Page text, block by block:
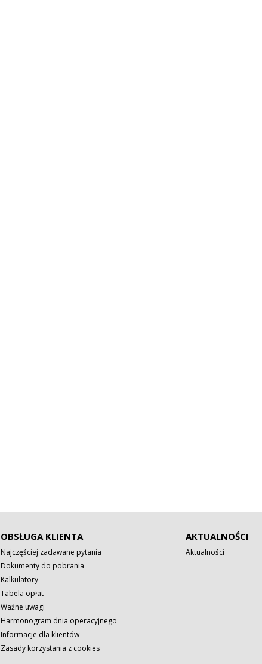
OBSŁUGA KLIENTA
Najczęściej zadawane pytania
Dokumenty do pobrania
Kalkulatory
Tabela opłat
Ważne uwagi
Harmonogram dnia operacyjnego
Informacje dla klientów
Zasady korzystania z cookies
AKTUALNOŚCI
Aktualności